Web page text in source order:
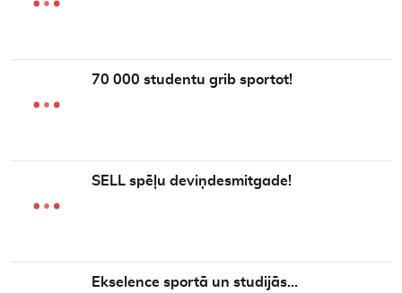
70 000 studentu grib sportot!
SELL spēļu deviņdesmitgade!
Ekselence sportā un studijās…